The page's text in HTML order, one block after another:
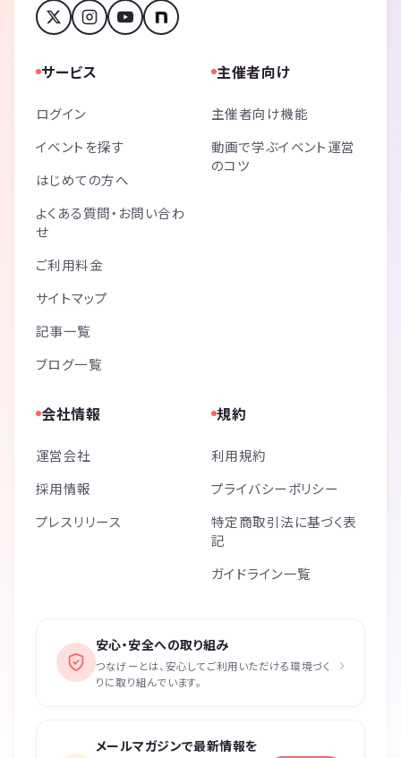
サービス
ログイン
イベントを探す
はじめての方へ
よくある質問・お問い合わ
せ
ご利用料金
サイトマップ
記事一覧
ブログ一覧
主催者向け
主催者向け機能
動画で学ぶイベント運営
のコツ
会社情報
運営会社
採用情報
プレスリリース
規約
利用規約
プライバシーポリシー
特定商取引法に基づく表
記
ガイドライン一覧
安心・安全への取り組み
つなげーとは、安心してご利用いただける環境づく
りに取り組んでいます。
›
メールマガジンで最新情報を